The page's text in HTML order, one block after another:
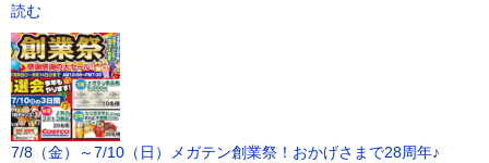
読む
7/8（金）～7/10（日）メガテン創業祭！おかげさまで28周年♪